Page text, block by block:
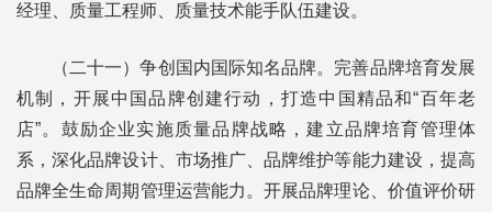
经理、质量工程师、质量技术能手队伍建设。
（二十一）争创国内国际知名品牌。完善品牌培育发展
机制，开展中国品牌创建行动，打造中国精品和“百年老
店”。鼓励企业实施质量品牌战略，建立品牌培育管理体
系，深化品牌设计、市场推广、品牌维护等能力建设，提高
品牌全生命周期管理运营能力。开展品牌理论、价值评价研